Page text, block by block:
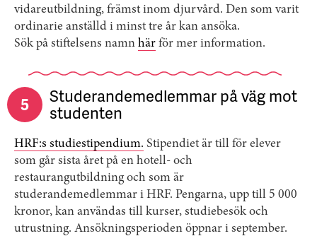
vidareutbildning, främst inom djurvård. Den som varit
ordinarie anställd i minst tre år kan ansöka.
Sök på stiftelsens namn här för mer information.
5 Studerandemedlemmar på väg mot
studenten
HRF:s studiestipendium. Stipendiet är till för elever
som går sista året på en hotell- och
restaurangutbildning och som är
studerandemedlemmar i HRF. Pengarna, upp till 5 000
kronor, kan användas till kurser, studiebesök och
utrustning. Ansökningsperioden öppnar i september.